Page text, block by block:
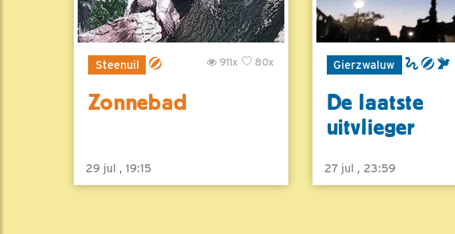
Steenuil 80x
911x
Zonnebad
29 jul , 19:15
Gierzwaluw
De laatste
uitvlieger
27 jul , 23:59